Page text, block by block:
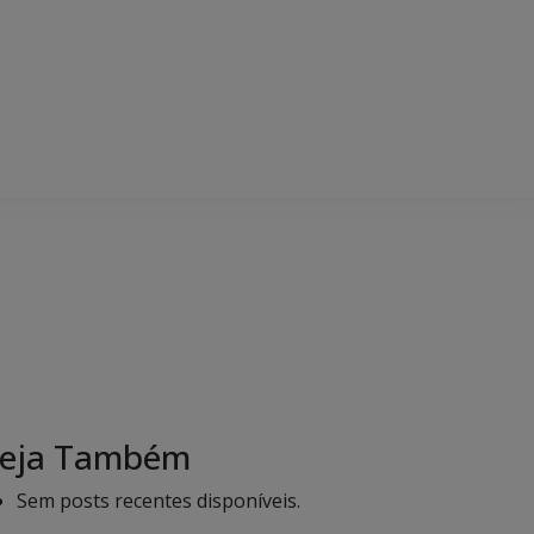
Também
Sem posts recentes disponíveis.